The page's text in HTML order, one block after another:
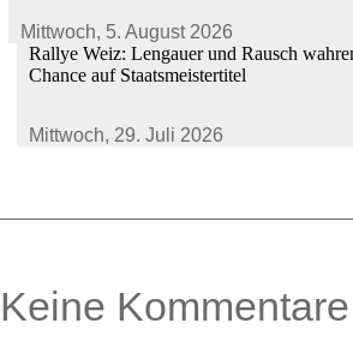
Mittwoch, 5. August 2026
Rallye Weiz: Lengauer und Rausch
Chance auf Staatsmeistertitel
Mittwoch, 29. Juli 2026
0 Kommentare
Keine